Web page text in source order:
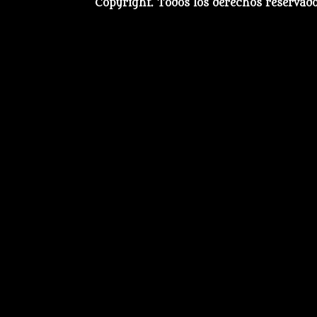
Copyright. Todos los derechos